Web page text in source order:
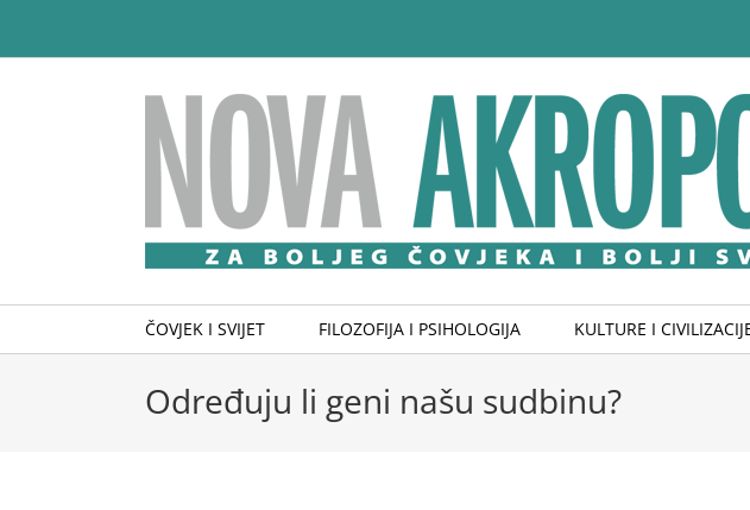
content
ČOVJEK I SVIJET FILOZOFIJA I PSIHOLOGIJA KULTURE I
Određuju li geni našu sudbinu?